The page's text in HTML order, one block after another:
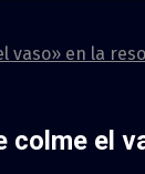
vaso» en la
colme el